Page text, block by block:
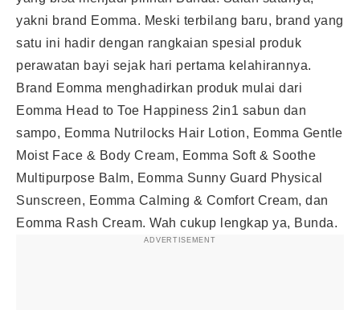
yakni brand Eomma. Meski terbilang baru, brand yang
satu ini hadir dengan rangkaian spesial produk
perawatan bayi sejak hari pertama kelahirannya.
Brand Eomma menghadirkan produk mulai dari
Eomma Head to Toe Happiness 2in1 sabun dan
sampo, Eomma Nutrilocks Hair Lotion, Eomma Gentle
Moist Face & Body Cream, Eomma Soft & Soothe
Multipurpose Balm, Eomma Sunny Guard Physical
Sunscreen, Eomma Calming & Comfort Cream, dan
Eomma Rash Cream. Wah cukup lengkap ya, Bunda.
ADVERTISEMENT